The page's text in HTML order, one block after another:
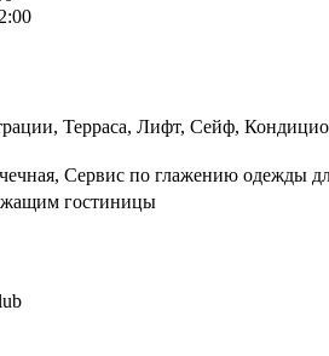
Терраса, Лифт, Сейф,
Сервис по глажению одежды
гостиницы